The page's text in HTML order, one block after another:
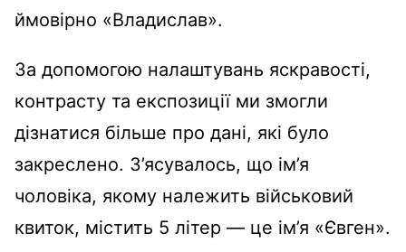
ймовірно «Владислав».
За допомогою налаштувань яскравості,
контрасту та експозиції ми змогли
дізнатися більше про дані, які було
закреслено. З’ясувалось, що ім’я
чоловіка, якому належить військовий
квиток, містить 5 літер — це ім’я «Євген».